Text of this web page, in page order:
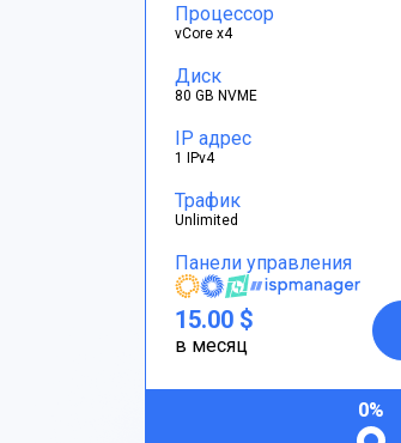
Процессор
vCore x4
Диск
80 GB NVME
IP адрес
1 IPv4
Трафик
Unlimited
Панели управления
15.00 $
в месяц
0%